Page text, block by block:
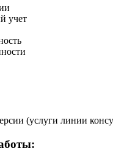
учет
(услуги линии